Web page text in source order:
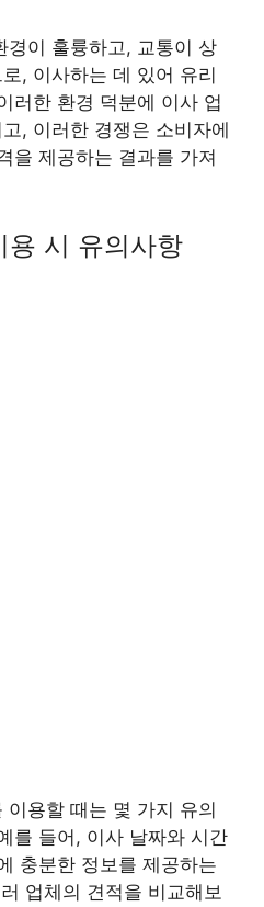
경이 훌륭하고, 교통이 상
, 이사하는 데 있어 유리
러한 환경 덕분에 이사 업
, 이러한 경쟁은 소비자에
을 제공하는 결과를 가져
용 시 유의사항
용할 때는 몇 가지 유의
를 들어, 이사 날짜와 시간
충분한 정보를 제공하는
업체의 견적을 비교해보